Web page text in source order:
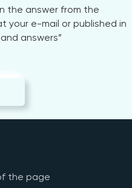
the answer from the
your e-mail or published in
answers”
the page